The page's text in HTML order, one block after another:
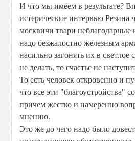
И что мы имеем в результате?
истерические интервью Резина
москвичи твари
надо безжалостно железным
насильно загонять их в светлое
не делать, то счастье не
То есть человек откровенно и
что все эти "благоустройства"
причем жестко и намеренно
мнению.
Это же до чего надо было